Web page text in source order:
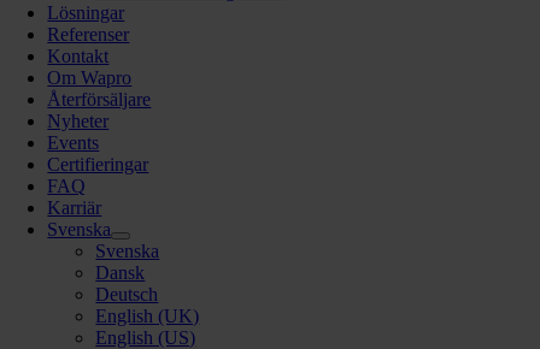
Lösningar
Referenser
Kontakt
Om Wapro
Återförsäljare
Nyheter
Events
Certifieringar
FAQ
Karriär
Svenska
Svenska
Dansk
Deutsch
English (UK)
English (US)